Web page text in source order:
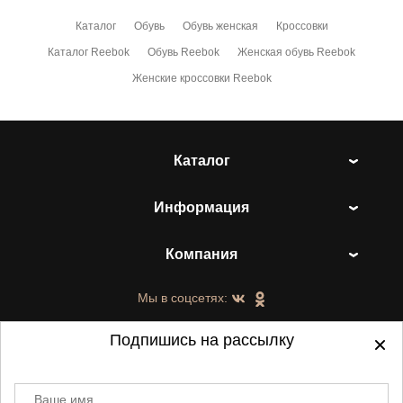
Каталог Обувь Обувь женская Кроссовки
Каталог Reebok Обувь Reebok Женская обувь Reebok
Женские кроссовки Reebok
Каталог
Информация
Компания
Мы в соцсетях:
Подпишись на рассылку
Ваше имя